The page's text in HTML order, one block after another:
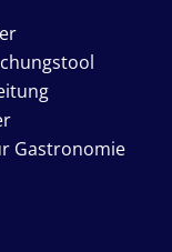
Gastronomie